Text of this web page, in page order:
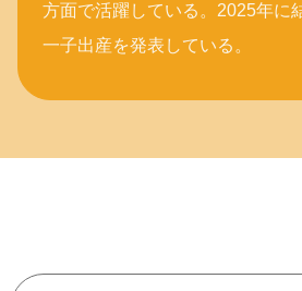
方面で活躍している。2025年に
一子出産を発表している。